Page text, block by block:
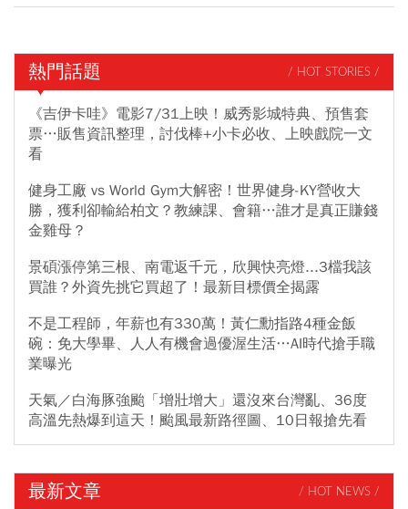
熱門話題 / HOT STORIES /
《吉伊卡哇》電影7/31上映！威秀影城特典、預售套
票…販售資訊整理，討伐棒+小卡必收、上映戲院一文
看
健身工廠 vs World Gym大解密！世界健身-KY營收大
勝，獲利卻輸給柏文？教練課、會籍…誰才是真正賺錢
金雞母？
景碩漲停第三根、南電返千元，欣興快亮燈...3檔我該
買誰？外資先挑它買超了！最新目標價全揭露
不是工程師，年薪也有330萬！黃仁勳指路4種金飯
碗：免大學畢、人人有機會過優渥生活…AI時代搶手職
業曝光
天氣／白海豚強颱「增壯增大」還沒來台灣亂、36度
高溫先熱爆到這天！颱風最新路徑圖、10日報搶先看
最新文章 / HOT NEWS /